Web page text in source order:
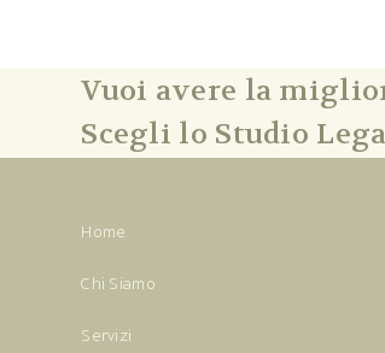
Vuoi avere la
Scegli lo Studio
Home
Chi Siamo
Servizi